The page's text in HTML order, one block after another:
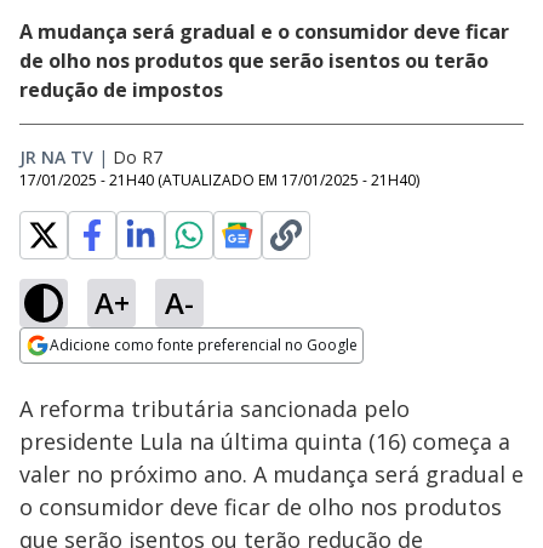
A mudança será gradual e o consumidor deve ficar
de olho nos produtos que serão isentos ou terão
redução de impostos
JR NA TV | Do R7
17/01/2025 - 21H40 (ATUALIZADO EM 17/01/2025 - 21H40)
A+ A-
Adicione como fonte preferencial no Google
Ativar
Loaded
32.56%
A reforma tributária sancionada pelo
presidente Lula na última quinta (16) começa a
valer no próximo ano. A mudança será gradual e
o consumidor deve ficar de olho nos produtos
que serão isentos ou terão redução de